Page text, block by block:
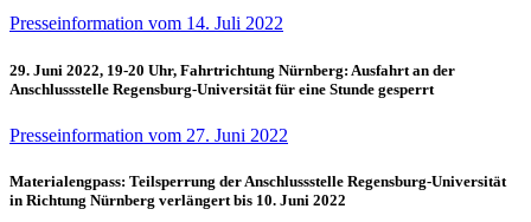
Presseinformation vom 14. Juli 2022
29. Juni 2022, 19-20 Uhr, Fahrtrichtung Nürnberg: Ausfahrt an der
Anschlussstelle Regensburg-Universität für eine Stunde gesperrt
Presseinformation vom 27. Juni 2022
Materialengpass: Teilsperrung der Anschlussstelle Regensburg-Universität
in Richtung Nürnberg verlängert bis 10. Juni 2022